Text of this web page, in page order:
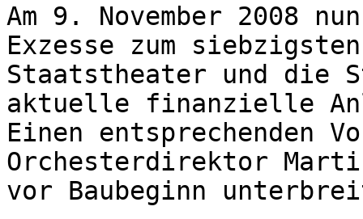
Am 9. November 2008
Exzesse zum
Staatstheater und die
aktuelle finanzielle
Einen entsprechenden
Orchesterdirektor
vor Baubeginn